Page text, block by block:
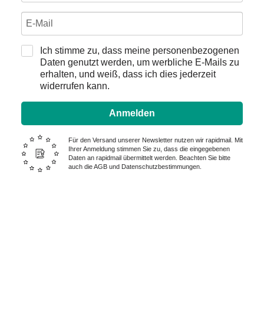
Ich stimme zu, dass meine personenbezogenen
Daten genutzt werden, um werbliche E-Mails zu
erhalten, und weiß, dass ich dies jederzeit
widerrufen kann.
Anmelden
Für den Versand unserer Newsletter nutzen wir rapidmail. Mit
Ihrer Anmeldung stimmen Sie zu, dass die eingegebenen
Daten an rapidmail übermittelt werden. Beachten Sie bitte
auch die AGB und Datenschutzbestimmungen.